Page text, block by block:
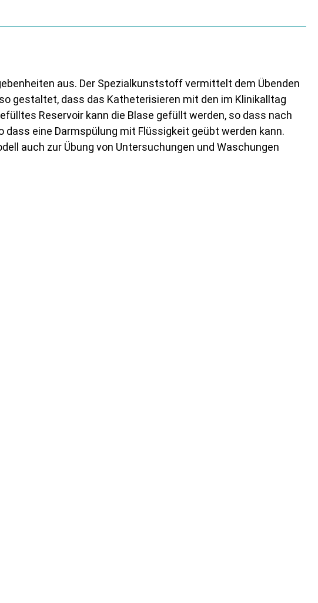
aus. Der Spezialkunststoff vermittelt dem Übenden
gestaltet, dass das Katheterisieren mit den im Klinikalltag
Reservoir kann die Blase gefüllt werden, so dass nach
eine Darmspülung mit Flüssigkeit geübt werden kann.
auch zur Übung von Untersuchungen und Waschungen